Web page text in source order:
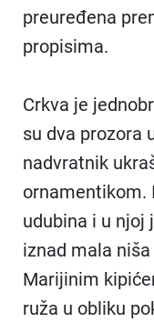
preuređena
propisima.
Crkva je
su dva prozora
nadvratnik
ornamentikom.
udubina i u njoj
iznad mala
Marijinim
ruža u obliku